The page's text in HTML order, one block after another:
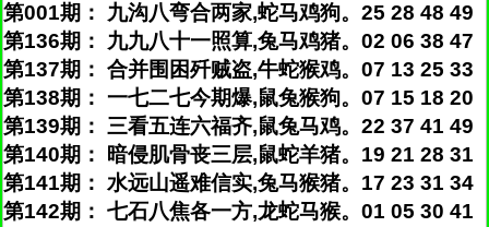
第001期： 九沟八弯合两家,蛇马鸡狗。25 28 48 49
第136期： 九九八十一照算,兔马鸡猪。02 06 38 47
第137期： 合并围困歼贼盗,牛蛇猴鸡。07 13 25 33
第138期： 一七二七今期爆,鼠兔猴狗。07 15 18 20
第139期： 三看五连六福齐,鼠兔马鸡。22 37 41 49
第140期： 暗侵肌骨丧三层,鼠蛇羊猪。19 21 28 31
第141期： 水远山遥难信实,兔马猴猪。17 23 31 34
第142期： 七石八焦各一方,龙蛇马猴。01 05 30 41